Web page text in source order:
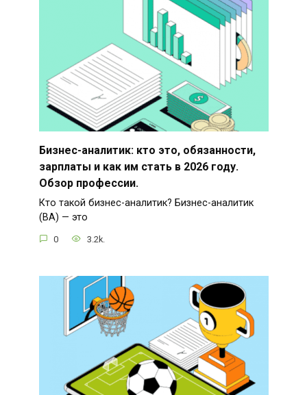
Бизнес-аналитик: кто это, обязанности,
зарплаты и как им стать в 2026 году.
Обзор профессии.
Кто такой бизнес-аналитик? Бизнес-аналитик
(BA) — это
0 3.2k.